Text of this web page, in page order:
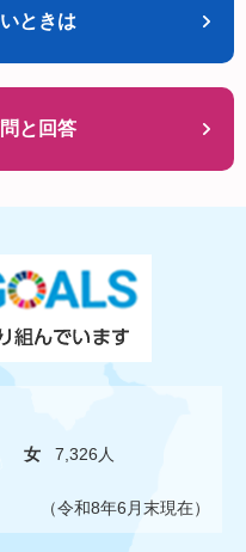
ときは
と回答
女
7,326人
（令和8年6月末現在）